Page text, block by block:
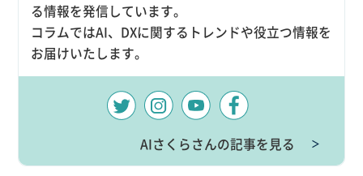
る情報を発信しています。
コラムではAI、DXに関するトレンドや役立つ情報を
お届けいたします。
AIさくらさんの記事を見る ＞